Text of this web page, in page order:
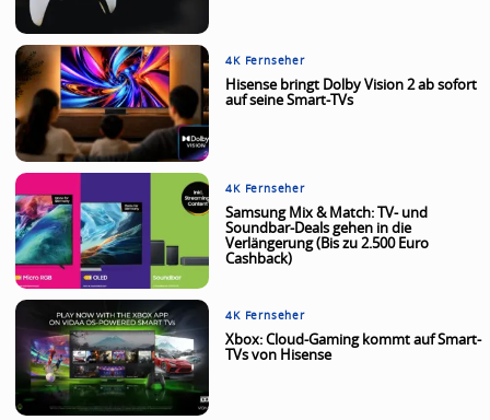
4K Fernseher
Hisense bringt Dolby Vision 2 ab sofort
auf seine Smart-TVs
4K Fernseher
Samsung Mix & Match: TV- und
Soundbar-Deals gehen in die
Verlängerung (Bis zu 2.500 Euro
Cashback)
4K Fernseher
Xbox: Cloud-Gaming kommt auf Smart-
TVs von Hisense